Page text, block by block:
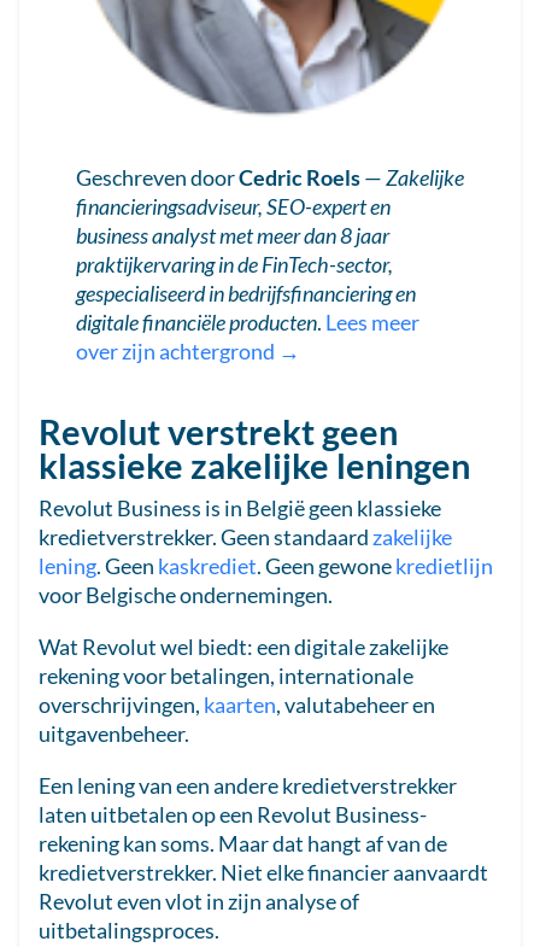
Geschreven doorCedric Roels—Zakelijke
financieringsadviseur, SEO-expert en
business analyst met meer dan 8 jaar
praktijkervaring in de FinTech-sector,
gespecialiseerd in bedrijfsfinanciering en
digitale financiële producten. Lees meer
over zijn achtergrond →
Revolut verstrekt geen
klassieke zakelijke leningen
Revolut Business is in België geen klassieke
kredietverstrekker. Geen standaard zakelijke
lening. Geen kaskrediet. Geen gewonekredietlijn
voor Belgische ondernemingen.
Wat Revolut wel biedt: een digitale zakelijke
rekening voor betalingen, internationale
overschrijvingen, kaarten, valutabeheer en
uitgavenbeheer.
Een lening van een andere kredietverstrekker
laten uitbetalen op een Revolut Business-
rekening kan soms. Maar dat hangt af van de
kredietverstrekker. Niet elke financier aanvaardt
Revolut even vlot in zijn analyse of
uitbetalingsproces.